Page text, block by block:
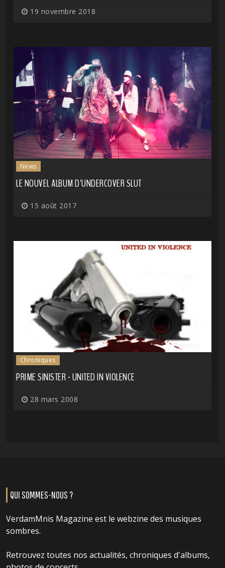
19 novembre 2018
News
LE NOUVEL ALBUM D'UNDERCOVER SLUT
15 août 2017
Chroniques
PRIME SINISTER - UNITED IN VIOLENCE
28 mars 2008
QUI SOMMES-NOUS ?
VerdamMnis Magazine est le webzine des musiques
sombres.
Retrouvez toutes nos actualités, chroniques d'albums,